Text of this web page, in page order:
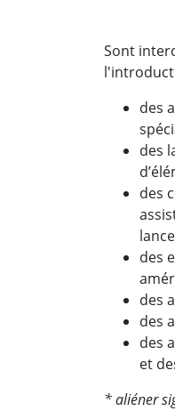
Sont
des
des
des
des
des
des
des
et
*aliéner